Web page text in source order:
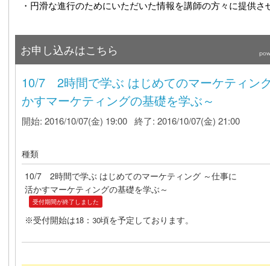
・円滑な進行のためにいただいた情報を講師の方々に提供さ